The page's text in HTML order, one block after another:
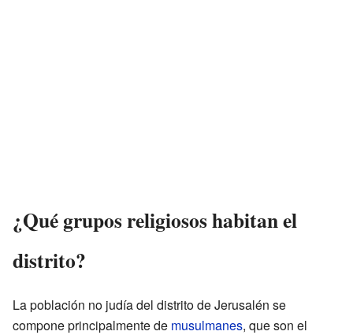
¿Qué grupos religiosos habitan el
distrito?
La población no judía del distrito de Jerusalén se
compone principalmente de musulmanes, que son el